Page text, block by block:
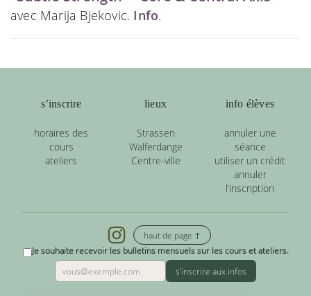
avec Marija Bjekovic. Info.
s’inscrire
horaires des
cours
ateliers
lieux
Strassen
Walferdange
Centre-ville
info élèves
annuler une
séance
utiliser un crédit
annuler
l’inscription
haut de page ↑
Je souhaite recevoir les bulletins mensuels sur les cours et ateliers.
s’inscrire aux infos